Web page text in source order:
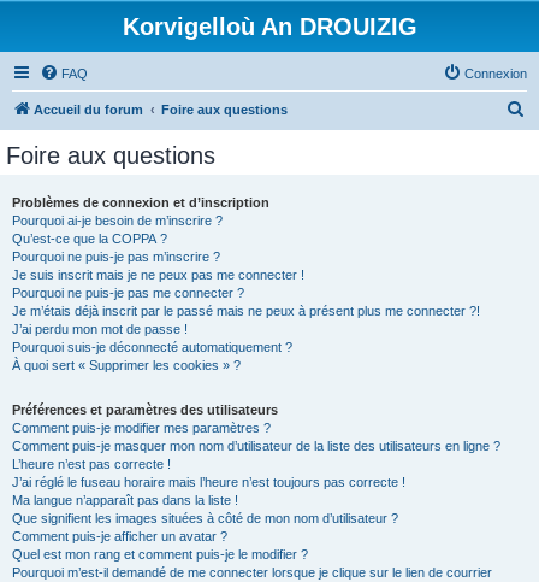
Korvigelloù An DROUIZIG
FAQ Connexion
Accueil du forum Foire aux questions
Foire aux questions
Problèmes de connexion et d’inscription
Pourquoi ai-je besoin de m’inscrire ?
Qu’est-ce que la COPPA ?
Pourquoi ne puis-je pas m’inscrire ?
Je suis inscrit mais je ne peux pas me connecter !
Pourquoi ne puis-je pas me connecter ?
Je m’étais déjà inscrit par le passé mais ne peux à présent plus me connecter ?!
J’ai perdu mon mot de passe !
Pourquoi suis-je déconnecté automatiquement ?
À quoi sert « Supprimer les cookies » ?
Préférences et paramètres des utilisateurs
Comment puis-je modifier mes paramètres ?
Comment puis-je masquer mon nom d’utilisateur de la liste des utilisateurs en ligne ?
L’heure n’est pas correcte !
J’ai réglé le fuseau horaire mais l’heure n’est toujours pas correcte !
Ma langue n’apparaît pas dans la liste !
Que signifient les images situées à côté de mon nom d’utilisateur ?
Comment puis-je afficher un avatar ?
Quel est mon rang et comment puis-je le modifier ?
Pourquoi m’est-il demandé de me connecter lorsque je clique sur le lien de courrier